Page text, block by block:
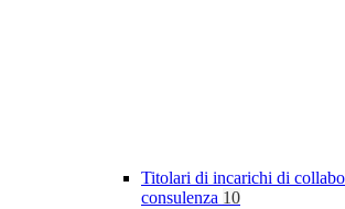
Titolari di incarichi di
consulenza 10